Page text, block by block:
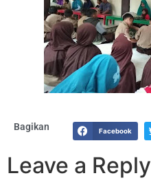
Bagikan Facebook
Leave a Reply